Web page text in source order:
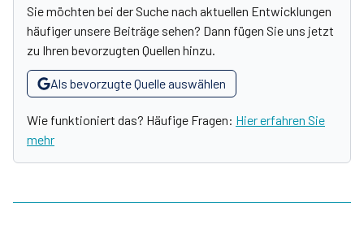
Sie möchten bei der Suche nach aktuellen Entwicklungen
häufiger unsere Beiträge sehen? Dann fügen Sie uns jetzt
zu Ihren bevorzugten Quellen hinzu.
Als bevorzugte Quelle auswählen
Wie funktioniert das? Häufige Fragen: Hier erfahren Sie
mehr